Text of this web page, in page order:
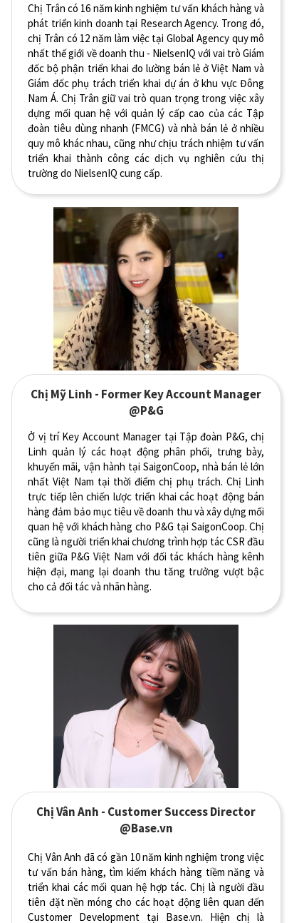
Chị Trân có 16 năm kinh nghiệm tư vấn khách hàng và
phát triển kinh doanh tại Research Agency. Trong đó,
chị Trân có 12 năm làm việc tại Global Agency quy mô
nhất thế giới về doanh thu - NielsenIQ với vai trò Giám
đốc bộ phận triển khai đo lường bán lẻ ở Việt Nam và
Giám đốc phụ trách triển khai dự án ở khu vực Đông
Nam Á. Chị Trân giữ vai trò quan trọng trong việc xây
dựng mối quan hệ với quản lý cấp cao của các Tập
đoàn tiêu dùng nhanh (FMCG) và nhà bán lẻ ở nhiều
quy mô khác nhau, cũng như chịu trách nhiệm tư vấn
triển khai thành công các dịch vụ nghiên cứu thị
trường do NielsenIQ cung cấp.
Ở vị trí Key Account Manager tại Tập đoàn P&G, chị
Linh quản lý các hoạt động phân phối, trưng bày,
khuyến mãi, vận hành tại SaigonCoop, nhà bán lẻ lớn
nhất Việt Nam tại thời điểm chị phụ trách. Chị Linh
trực tiếp lên chiến lược triển khai các hoạt động bán
hàng đảm bảo mục tiêu về doanh thu và xây dựng mối
quan hệ với khách hàng cho P&G tại SaigonCoop. Chị
cũng là người triển khai chương trình hợp tác CSR đầu
tiên giữa P&G Việt Nam với đối tác khách hàng kênh
hiện đại, mang lại doanh thu tăng trưởng vượt bậc
cho cả đối tác và nhãn hàng.
Chị Mỹ Linh - Former Key Account Manager
@P&G
Chị Vân Anh đã có gần 10 năm kinh nghiệm trong việc
tư vấn bán hàng, tìm kiếm khách hàng tiềm năng và
triển khai các mối quan hệ hợp tác. Chị là người đầu
tiên đặt nền móng cho các hoạt động liên quan đến
Customer Development tại Base.vn. Hiện chị là
Chị Vân Anh - Customer Success Director
@Base.vn